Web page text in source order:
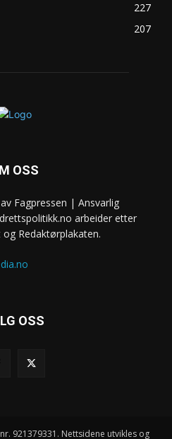
227
207
OSS
Fagpressen | Ansvarlig
arbeider etter
Redaktørplakaten.
OSS
921379331. Nettsidene utvikles og